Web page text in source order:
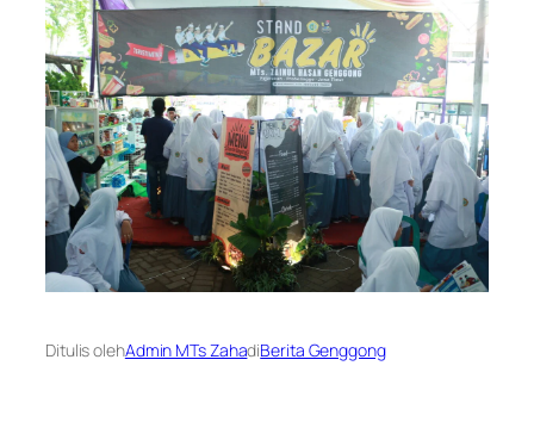
Ditulis olehAdmin MTs ZahadiBerita Genggong